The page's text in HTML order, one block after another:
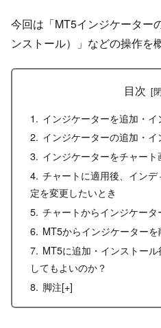
今回は「MT5インジケーター
ンストール）」などの操作を
目次
インジケーターを追加・
インジケーターの追加・
インジケーターをチャー
チャートに適用後、イン
定を変更したいとき
チャートからインジケータ
MT5からインジケーターを
MT5に追加・インストー
してもよいのか？
脚注[+]